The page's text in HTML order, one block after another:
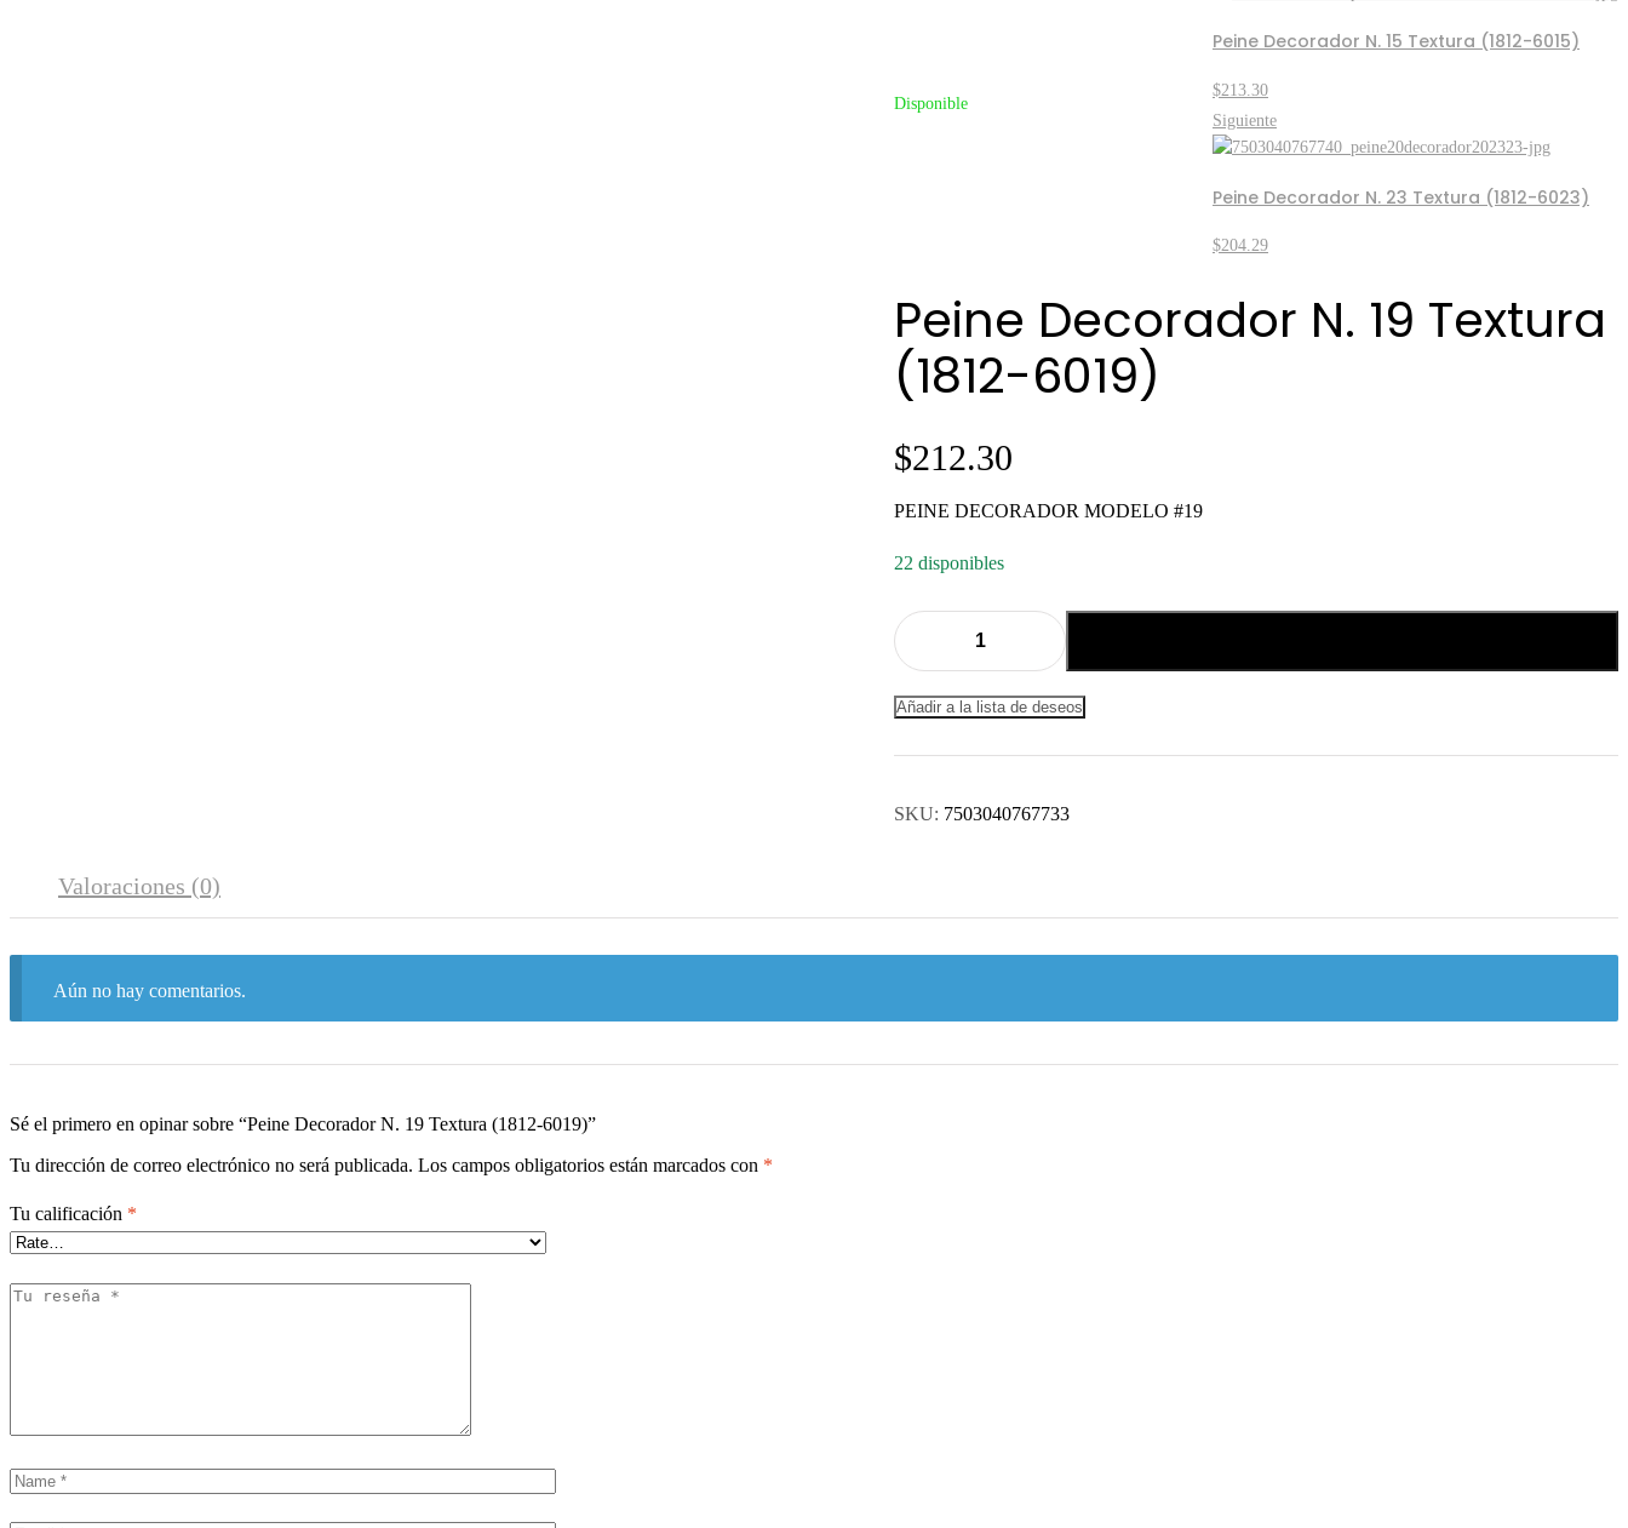
Disponible
Peine Decorador N. 15 Textura (1812-6015)
$213.30
Siguiente
Peine Decorador N. 23 Textura (1812-6023)
$204.29
Peine Decorador N. 19 Textura
(1812-6019)
$212.30
PEINE DECORADOR MODELO #19
22 disponibles
Añadir a la lista de deseos
SKU: 7503040767733
Valoraciones (0)
Aún no hay comentarios.
Sé el primero en opinar sobre “Peine Decorador N. 19 Textura (1812-6019)”
Tu dirección de correo electrónico no será publicada. Los campos obligatorios están marcados con *
Tu calificación *